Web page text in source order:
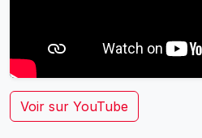
Voir sur YouTube